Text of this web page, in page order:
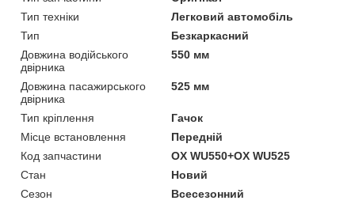
Тип техніки
Легковий автомобіль
Тип
Безкаркасний
Довжина водійського
двірника
550 мм
Довжина пасажирського
двірника
525 мм
Тип кріплення
Гачок
Місце встановлення
Передній
Код запчастини
OX WU550+OX WU525
Стан
Новий
Сезон
Всесезонний